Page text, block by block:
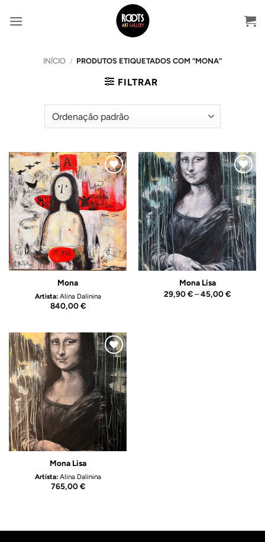
INÍCIO / PRODUTOS ETIQUETADOS COM “MONA”
FILTRAR
Adicionar
ao
Wishlist
Mona
Artista: Alina Dalinina
840,00€
Adicionar
ao
Wishlist
Mona Lisa
29,90€–45,00€Price
Adicionar
ao
Wishlist
Mona Lisa
Artista: Alina Dalinina
765,00€